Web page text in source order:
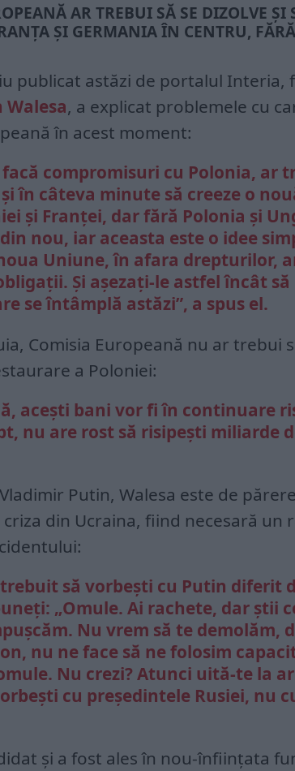
AR TREBUI SĂ SE DIZOLVE ȘI
ȘI GERMANIA ÎN CENTRU,
publicat astăzi de portalul Interia,
Walesa, a explicat problemele cu
în acest moment:
facă compromisuri cu Polonia, ar
în câteva minute să creeze o
și Franței, dar fără Polonia și
nou, iar aceasta este o idee
Uniune, în afara drepturilor,
Și așezați-le astfel încât
se întâmplă astăzi”, a spus el.
Comisia Europeană nu ar trebui
a Poloniei:
acești bani vor fi în continuare
nu are rost să risipești miliarde
Putin, Walesa este de
din Ucraina, fiind necesară un
să vorbești cu Putin diferit
„Omule. Ai rachete, dar știi
Nu vrem să te demolăm,
nu ne face să ne folosim
Nu crezi? Atunci uită-te la
cu președintele Rusiei, nu
și a fost ales în nou-înființata